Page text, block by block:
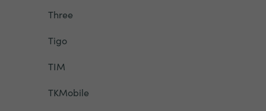
Three
Tigo
TIM
TKMobile